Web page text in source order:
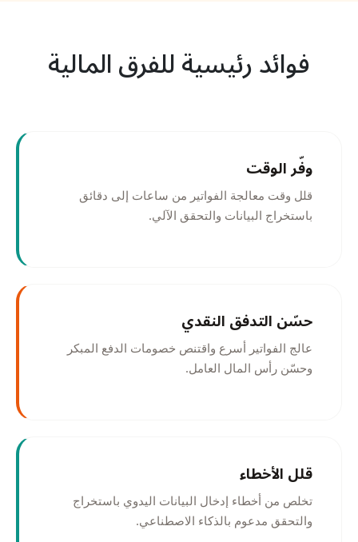
فوائد رئيسية للفرق المالية
وفّر الوقت
قلل وقت معالجة الفواتير من ساعات إلى دقائق
باستخراج البيانات والتحقق الآلي.
حسّن التدفق النقدي
عالج الفواتير أسرع واقتنص خصومات الدفع المبكر
وحسّن رأس المال العامل.
قلل الأخطاء
تخلص من أخطاء إدخال البيانات اليدوي باستخراج
والتحقق مدعوم بالذكاء الاصطناعي.